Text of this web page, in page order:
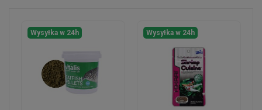
Wysyłka w 24h Wysyłka w 24h